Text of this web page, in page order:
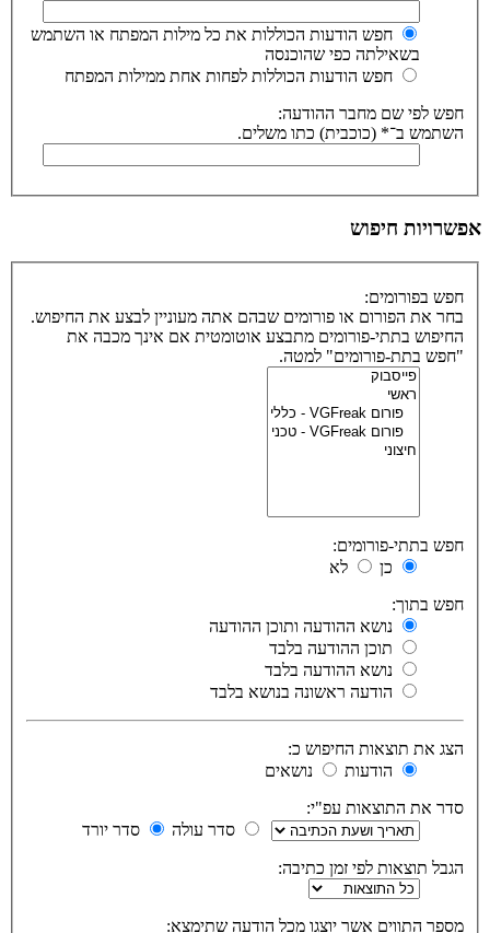
חפש הודעות הכוללות את כל מילות המפתח או השתמש
בשאילתה כפי שהוכנסה
חפש הודעות הכוללות לפחות אחת ממילות המפתח
חפש לפי שם מחבר ההודעה:
השתמש ב־* (כוכבית) כתו משלים.
אפשרויות חיפוש
חפש בפורומים:
בחר את הפורום או פורומים שבהם אתה מעוניין לבצע את החיפוש.
החיפוש בתתי-פורומים מתבצע אוטומטית אם אינך מכבה את
"חפש בתת-פורומים" למטה.
חפש בתתי-פורומים:
כן
לא
חפש בתוך:
נושא ההודעה ותוכן ההודעה
תוכן ההודעה בלבד
נושא ההודעה בלבד
הודעה ראשונה בנושא בלבד
הצג את תוצאות החיפוש כ:
הודעות
נושאים
סדר את התוצאות עפ"י:
סדר עולה
סדר יורד
הגבל תוצאות לפי זמן כתיבה:
מספר התווים אשר יוצגו מכל הודעה שתימצא: